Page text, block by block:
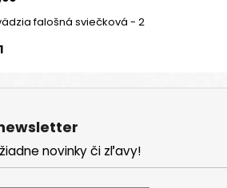
falošná sviečková - 2
novinky či zľavy!